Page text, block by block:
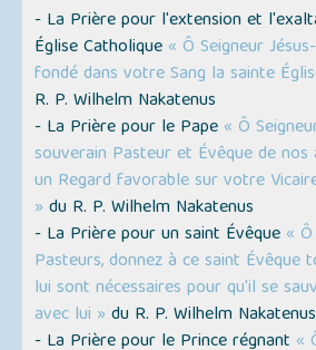
- La Prière pour l'extension et
Église Catholique « Ô Seigneur
fondé dans votre Sang la sainte
R. P. Wilhelm Nakatenus
- La Prière pour le Pape « Ô
souverain Pasteur et Évêque de nos
un Regard favorable sur votre
» du R. P. Wilhelm Nakatenus
- La Prière pour un saint Évêque «
Pasteurs, donnez à ce saint Évêque
lui sont nécessaires pour qu'il se
avec lui » du R. P. Wilhelm Nakatenus
- La Prière pour le Prince régnant «